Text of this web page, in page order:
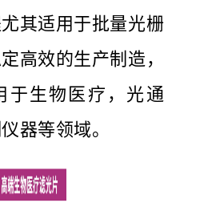
其适用于批量光栅
高效的生产制造，
于生物医疗，光通
器等领域。